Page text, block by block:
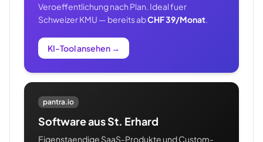
Veroeffentlichung nach Plan. Ideal fuer
Schweizer KMU — bereits abCHF 39/Monat.
KI-Tool ansehen →
pantra.io
Software aus St. Erhard
Eigenstaendige SaaS-Produkte und Custom-